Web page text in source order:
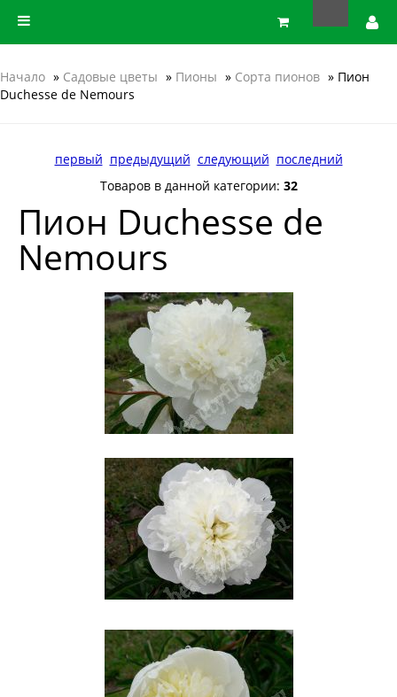
Начало » Садовые цветы » Пионы » Сорта пионов » Пион
Duchesse de Nemours
первый предыдущий следующий последний
Товаров в данной категории: 32
Пион Duchesse de
Nemours